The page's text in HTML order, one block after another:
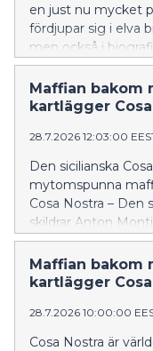
en just nu mycket
fördjupar sig i elva
men också i
Maffian bakom
kartlägger
28.7.2026 12:03:00
Den sicilianska
mytomspunna
Cosa Nostra – Den
skildrar Anton
historia och blivit
politik och ekonomi.
Maffian bakom
kartlägger
28.7.2026 10:00:00
Cosa Nostra är